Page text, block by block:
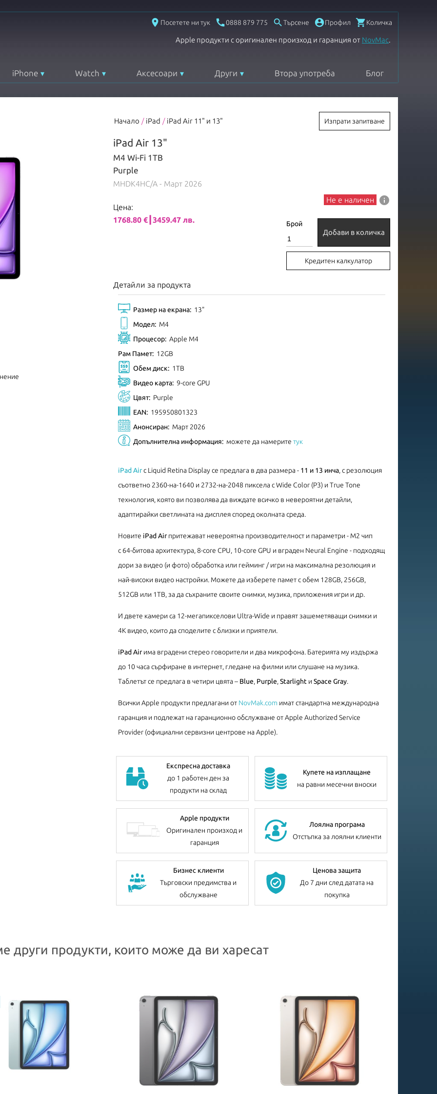
place Посетете ни тук 0888 879 775  Търсене Профил Количка
Apple продукти с оригинален произход и гаранция от NovMac.
iPhone Watch Аксесоари Други Втора употреба Блог
Начало / iPad / iPad Air 11" и 13" Изпрати запитване
iPad Air 13"
M4 Wi-Fi 1TB
Purple
MHDK4HC/A - Март 2026
Цена:
1768.80 €┃3459.47 лв.
Не е наличен info
Брой
Добави в количка
Кредитен калкулатор
Детайли за продукта
Размер на екрана: 13"
Модел: M4
Процесор: Apple M4
Рам Памет: 12GB
Обем диск: 1TB
Видео карта: 9-core GPU
Цвят: Purple
EAN: 195950801323
Анонсиран: Март 2026
Допълнителна информация: можете да намерите тук
iPad Airс Liquid Retina Display се предлага в два размера - 11 и 13 инча, с резолюция
съответно 2360-на-1640 и 2732-на-2048 пиксела с Wide Color (P3) и True Tone
технология, която ви позволява да виждате всичко в невероятни детайли,
адаптирайки светлината на дисплея според околната среда.
Новите iPad Airпритежават невероятна производителност и параметри - M2 чип
с 64-битова архитектура, 8-core CPU, 10-core GPU и вграден Neural Engine - подходящ
дори за видео (и фото) обработка или гейминг / игри на максимална резолюция и
най-високи видео настройки. Можете да изберете памет с обем 128GB, 256GB,
512GB или 1TB, за да съхраните своите снимки, музика, приложения игри и др.
И двете камери са 12-мегапикселови Ultra-Wide и правят зашеметяващи снимки и
4K видео, които да споделите с близки и приятели.
iPad Airима вградени стерео говорители и два микрофона. Батерията му издържа
до 10 часа сърфиране в интернет, гледане на филми или слушане на музика.
Таблетът се предлага в четири цвята – Blue, Purple, Starlight и Space Gray.
Всички Apple продукти предлагани от NovMak.com имат стандартна международна
гаранция и подлежат на гаранционно обслужване от Apple Authorized Service
Provider (официални сервизни центрове на Apple).
Експресна доставка
до 1 работен ден за
продукти на склад
Купете на изплащане
на равни месечни вноски
Apple продукти
Оригинален произход и
гаранция
Лоялна програма
Отстъпка за лоялни клиенти
Бизнес клиенти
Търговски предимства и
обслужване
Ценова защита
До 7 дни след датата на
покупка
други продукти, които може да ви харесат